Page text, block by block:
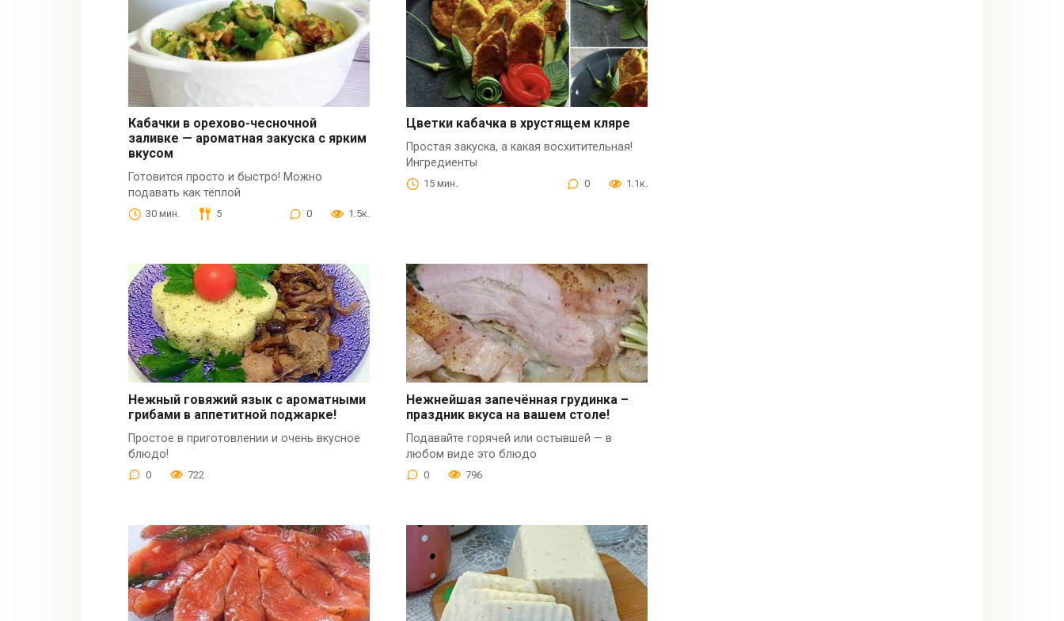
Кабачки в орехово-чесночной
заливке — ароматная закуска с ярким
вкусом
Готовится просто и быстро! Можно
подавать как тёплой
30 мин. 5 0 1.5к.
Цветки кабачка в хрустящем кляре
Простая закуска, а какая восхитительная!
Ингредиенты
15 мин. 0 1.1к.
Нежный говяжий язык с ароматными
грибами в аппетитной поджарке!
Простое в приготовлении и очень вкусное
блюдо!
0 722
Нежнейшая запечённая грудинка –
праздник вкуса на вашем столе!
Подавайте горячей или остывшей — в
любом виде это блюдо
0 796